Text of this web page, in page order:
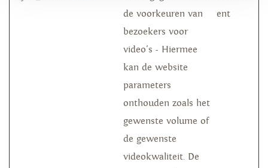
de voorkeuren van
bezoekers voor
video's - Hiermee
kan de website
parameters
onthouden zoals het
gewenste volume of
de gewenste
videokwaliteit. De
ent